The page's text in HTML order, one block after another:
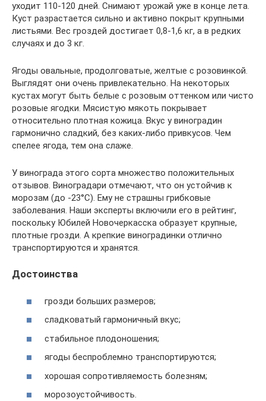
уходит 110-120 дней. Снимают урожай уже в конце лета.
Куст разрастается сильно и активно покрыт крупными
листьями. Вес гроздей достигает 0,8-1,6 кг, а в редких
случаях и до 3 кг.
Ягоды овальные, продолговатые, желтые с розовинкой.
Выглядят они очень привлекательно. На некоторых
кустах могут быть белые с розовым оттенком или чисто
розовые ягодки. Мясистую мякоть покрывает
относительно плотная кожица. Вкус у виноградин
гармонично сладкий, без каких-либо привкусов. Чем
спелее ягода, тем она слаже.
У винограда этого сорта множество положительных
отзывов. Виноградари отмечают, что он устойчив к
морозам (до -23°C). Ему не страшны грибковые
заболевания. Наши эксперты включили его в рейтинг,
поскольку Юбилей Новочеркасска образует крупные,
плотные грозди. А крепкие виноградинки отлично
транспортируются и хранятся.
Достоинства
грозди больших размеров;
сладковатый гармоничный вкус;
стабильное плодоношения;
ягоды беспроблемно транспортируются;
хорошая сопротивляемость болезням;
морозоустойчивость.